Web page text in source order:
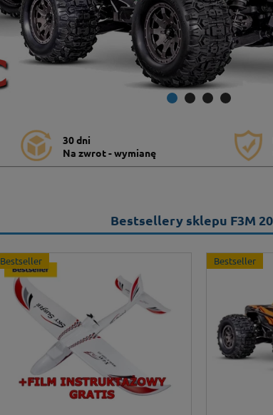
30 dni
Na zwrot - wymianę
Bestsellery sklepu F3M
Bestseller Bestseller